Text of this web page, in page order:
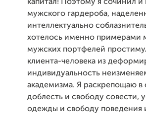
капитал! Поэтому я сочинил
мужского гардероба,
интеллектуально
хотелось именно примерами
мужских портфелей
клиента-человека из
индивидуальность
академизма. Я раскрепощаю
доблесть и свободу совести,
одежды и свободу поведения